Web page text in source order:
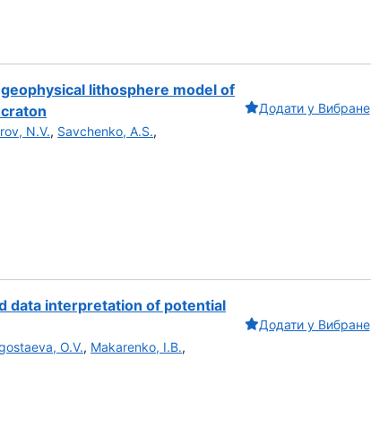
lithosphere model of
N.V., Savchenko, A.S.,
Додати у Вибране
data interpretation of potential
O.V., Makarenko, I.B.,
Додати у Вибране